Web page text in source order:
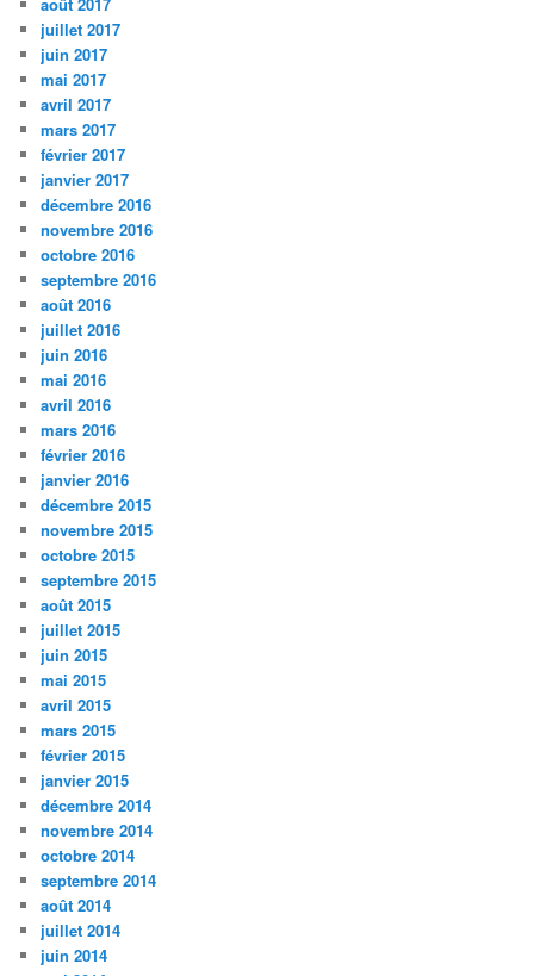
août 2017
juillet 2017
juin 2017
mai 2017
avril 2017
mars 2017
février 2017
janvier 2017
décembre 2016
novembre 2016
octobre 2016
septembre 2016
août 2016
juillet 2016
juin 2016
mai 2016
avril 2016
mars 2016
février 2016
janvier 2016
décembre 2015
novembre 2015
octobre 2015
septembre 2015
août 2015
juillet 2015
juin 2015
mai 2015
avril 2015
mars 2015
février 2015
janvier 2015
décembre 2014
novembre 2014
octobre 2014
septembre 2014
août 2014
juillet 2014
juin 2014